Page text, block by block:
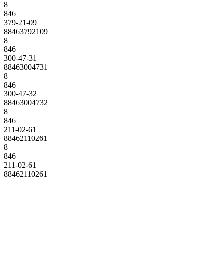
8
846
379-21-09
88463792109
8
846
300-47-31
88463004731
8
846
300-47-32
88463004732
8
846
211-02-61
88462110261
8
846
211-02-61
88462110261